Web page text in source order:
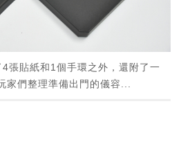
張貼紙和1個手環之外，還附了一
們整理準備出門的儀容...